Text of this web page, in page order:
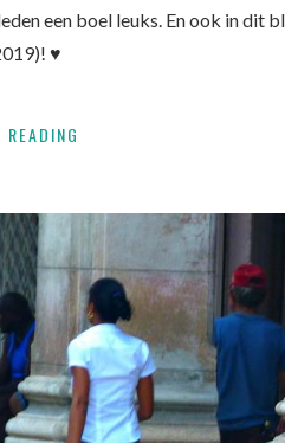
een boel leuks. En ook in dit
♥